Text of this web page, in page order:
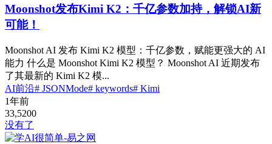
Moonshot发布Kimi K2：千亿参数加持，解锁AI新
可能！
Moonshot AI 发布 Kimi K2 模型：千亿参数，赋能更强大的 AI
能力 什么是 Moonshot Kimi K2 模型？ Moonshot AI 近期发布
了其最新的 Kimi K2 模...
AI前沿# JSONMode# keywords# Kimi
1年前
33,5200
没有了